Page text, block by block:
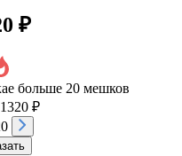
₽
больше 20 мешков
₽